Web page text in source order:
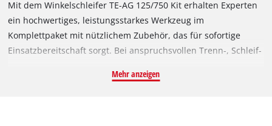
Mit dem Winkelschleifer TE-AG 125/750 Kit erhalten Experten
ein hochwertiges, leistungsstarkes Werkzeug im
Komplettpaket mit nützlichem Zubehör, das für sofortige
Einsatzbereitschaft sorgt. Bei anspruchsvollen Trenn-, Schleif-
spielt dieses Set seine Qualitäten voll aus. Der Scheibenschutz
Mehr anzeigen